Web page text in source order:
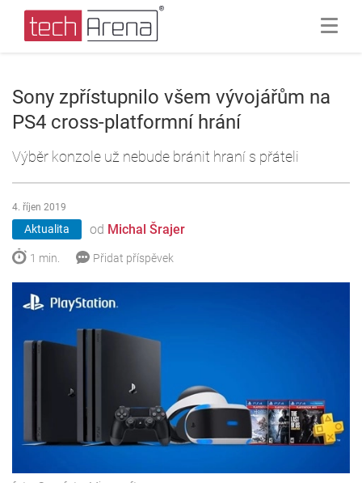
Sony zpřístupnilo všem vývojářům na
PS4 cross-platformní hrání
Výběr konzole už nebude bránit hraní s přáteli
Aktualita od Michal Šrajer
4. říjen 2019
1 min. Přidat příspěvek